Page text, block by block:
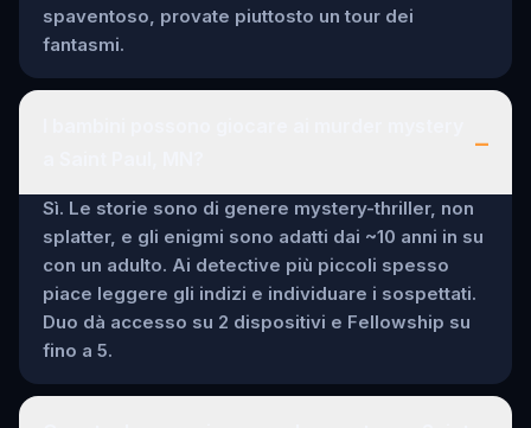
spaventoso, provate piuttosto un tour dei
fantasmi.
–
Sì. Le storie sono di genere mystery-thriller, non
splatter, e gli enigmi sono adatti dai ~10 anni in su
con un adulto. Ai detective più piccoli spesso
piace leggere gli indizi e individuare i sospettati.
Duo dà accesso su 2 dispositivi e Fellowship su
fino a 5.